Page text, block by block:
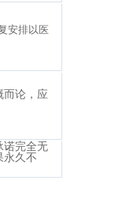
安排以医
而论，应
诺完全无
永久不